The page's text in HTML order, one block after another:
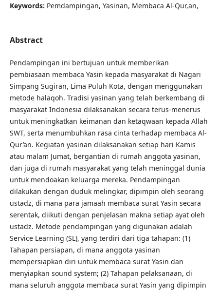
Keywords: Pemdampingan, Yasinan, Membaca Al-Qur,an,
Abstract
Pendampingan ini bertujuan untuk memberikan
pembiasaan membaca Yasin kepada masyarakat di Nagari
Simpang Sugiran, Lima Puluh Kota, dengan menggunakan
metode halaqoh. Tradisi yasinan yang telah berkembang di
masyarakat Indonesia dilaksanakan secara terus-menerus
untuk meningkatkan keimanan dan ketaqwaan kepada Allah
SWT, serta menumbuhkan rasa cinta terhadap membaca Al-
Qur’an. Kegiatan yasinan dilaksanakan setiap hari Kamis
atau malam Jumat, bergantian di rumah anggota yasinan,
dan juga di rumah masyarakat yang telah meninggal dunia
untuk mendoakan keluarga mereka. Pendampingan
dilakukan dengan duduk melingkar, dipimpin oleh seorang
ustadz, di mana para jamaah membaca surat Yasin secara
serentak, diikuti dengan penjelasan makna setiap ayat oleh
ustadz. Metode pendampingan yang digunakan adalah
Service Learning (SL), yang terdiri dari tiga tahapan: (1)
Tahapan persiapan, di mana anggota yasinan
mempersiapkan diri untuk membaca surat Yasin dan
menyiapkan sound system; (2) Tahapan pelaksanaan, di
mana seluruh anggota membaca surat Yasin yang dipimpin